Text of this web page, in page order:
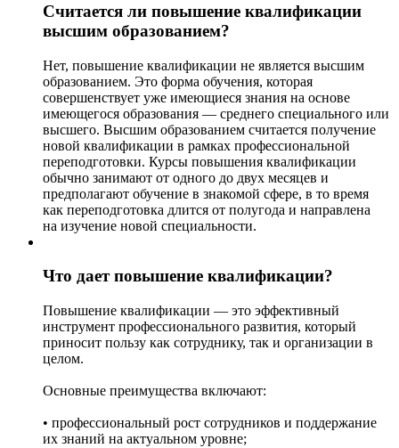
Считается ли повышение квалификации
высшим образованием?
Нет, повышение квалификации не является высшим
образованием. Это форма обучения, которая
совершенствует уже имеющиеся знания на основе
имеющегося образования — среднего специального или
высшего. Высшим образованием считается получение
новой квалификации в рамках профессиональной
переподготовки. Курсы повышения квалификации
обычно занимают от одного до двух месяцев и
предполагают обучение в знакомой сфере, в то время
как переподготовка длится от полугода и направлена
на изучение новой специальности.
Что дает повышение квалификации?
Повышение квалификации — это эффективный
инструмент профессионального развития, который
приносит пользу как сотруднику, так и организации в
целом.
Основные преимущества включают:
• профессиональный рост сотрудников и поддержание
их знаний на актуальном уровне;